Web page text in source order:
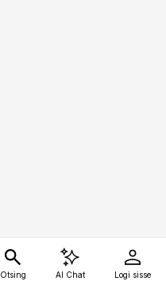
Otsing AI Chat Logi sisse